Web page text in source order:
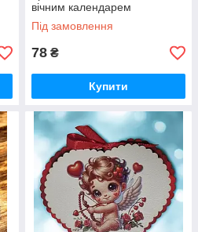
вічним календарем
Під замовлення
78 ₴
Купити